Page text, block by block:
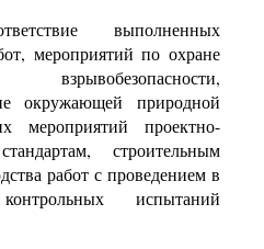
выполненных
мероприятий по охране
окружающей природной
мероприятий проектно-
строительным
работ с проведением в
испытаний